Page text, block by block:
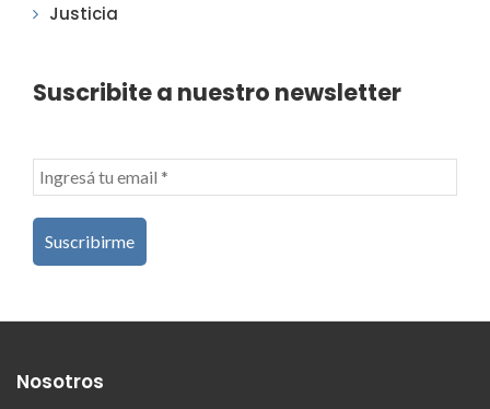
Justicia
Suscribite a nuestro newsletter
Nosotros